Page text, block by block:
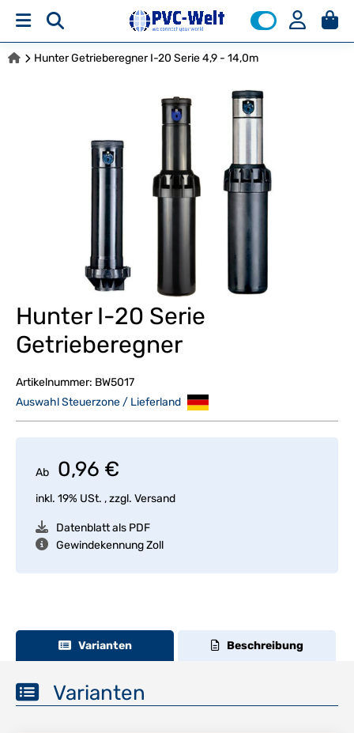
Hunter Getrieberegner I-20 Serie 4,9 - 14,0m
Hunter I-20 Serie
Getrieberegner
Artikelnummer: BW5017
Auswahl Steuerzone / Lieferland
Ab 0,96 €
inkl. 19% USt. , zzgl. Versand
Datenblatt als PDF
Gewindekennung Zoll
Varianten Beschreibung
Varianten